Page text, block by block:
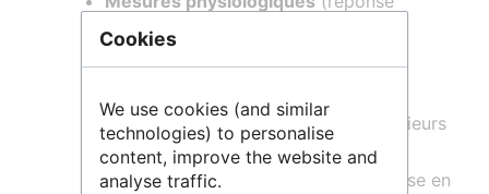
électrodermale, oculométrie, ECG…)
La plateforme est ouverte à tous
entreprises du secteur privé. Les ingénieurs
et techniciens de la plateforme
accompagnent les projets depuis la mise en
Cookies
We use cookies (and similar
technologies) to personalise
content, improve the website and
analyse traffic.